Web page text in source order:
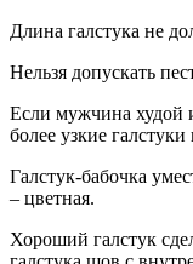
Длина галстука не
Нельзя допускать
Если мужчина худой
более узкие
Галстук-бабочка
– цветная.
Хороший галстук